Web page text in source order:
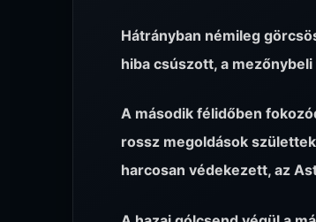
Hátrányban némileg
hiba csúszott, a
A második félidőben
rossz megoldások
harcosan védekezett, az